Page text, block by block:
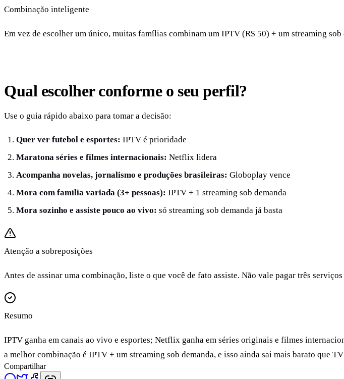
Combinação inteligente
Em vez de escolher um único, muitas famílias combinam um IPTV (R$ 50) + um streaming
Qual escolher conforme o seu perfil?
Use o guia rápido abaixo para tomar a decisão:
Quer ver futebol e esportes: IPTV é prioridade
Maratona séries e filmes internacionais: Netflix lidera
Acompanha novelas, jornalismo e produções brasileiras: Globoplay vence
Mora com família variada (3+ pessoas): IPTV + 1 streaming sob demanda
Mora sozinho e assiste pouco ao vivo: só streaming sob demanda já basta
Atenção a sobreposições
Antes de assinar uma combinação, liste o que você de fato assiste. Não vale pagar três
Resumo
IPTV ganha em canais ao vivo e esportes; Netflix ganha em séries originais e filmes
a melhor combinação é IPTV + um streaming sob demanda, e isso ainda sai mais barato que
Compartilhar